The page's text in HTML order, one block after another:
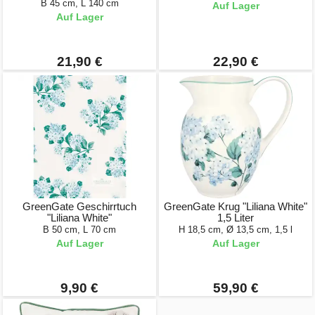
B 45 cm, L 140 cm
Auf Lager
21,90 €
Auf Lager
22,90 €
GreenGate Geschirrtuch
"Liliana White"
B 50 cm, L 70 cm
Auf Lager
9,90 €
GreenGate Krug "Liliana White"
1,5 Liter
H 18,5 cm, Ø 13,5 cm, 1,5 l
Auf Lager
59,90 €